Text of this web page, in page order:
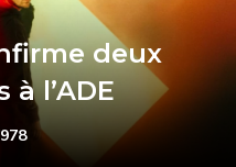
deux
à l’ADE